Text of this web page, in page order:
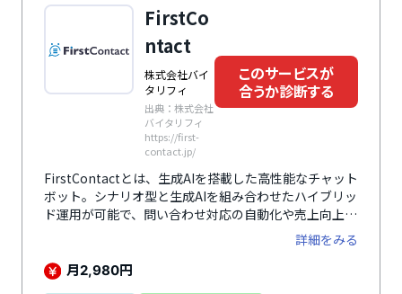
FirstCo
ntact
株式会社バイ
タリフィ
出典：株式会社
バイタリフィ
https://first-
contact.jp/
このサービスが
合うか診断する
FirstContactとは、生成AIを搭載した高性能なチャット
ボット。シナリオ型と生成AIを組み合わせたハイブリッ
ド運用が可能で、問い合わせ対応の自動化や売上向上施
策を実現します。​AIが認識・応答できないような複雑な
問い合わせがあった場合には有人対応へ切り替えられる
ため、顧客に対する細かいニーズへの対応が可能です。
詳細をみる
月2,980円